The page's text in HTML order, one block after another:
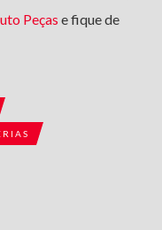
Peças e fique de